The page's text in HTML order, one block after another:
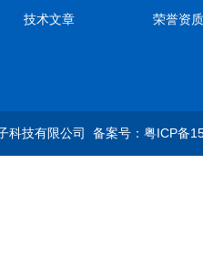
技术文章
荣誉资质
科技有限公司 备案号：粤ICP备